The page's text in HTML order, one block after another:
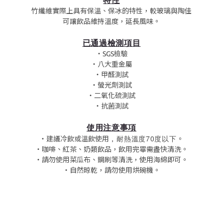
竹纖維實際上具有保溫、保冰的特性，較玻璃與陶佳
可讓飲品維持溫度，延長風味。
已通過檢測項目
‧SGS檢驗
‧八大重金屬
‧甲醛測試
‧螢光劑測試
‧二氧化硫測試
‧抗菌測試
使用注意事項
‧建議冷飲或溫飲使用 ， 耐熱溫度70度以下 。
‧咖啡、紅茶、奶類飲品，飲用完畢需盡快清洗。
‧請勿使用菜瓜布、鋼刷等清洗，使用海綿即可。
‧自然晾乾，請勿使用烘碗機。